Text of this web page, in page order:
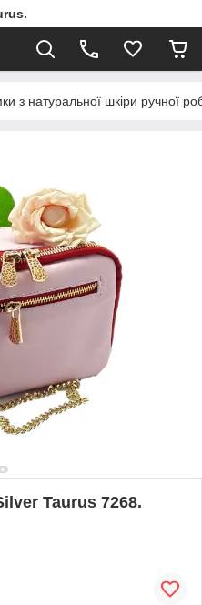
з натуральної шкіри ручної
Taurus 7268.